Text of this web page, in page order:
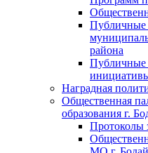
Публичные
района
Публичные
Наградная
Общественная
образования г.
Протоколы